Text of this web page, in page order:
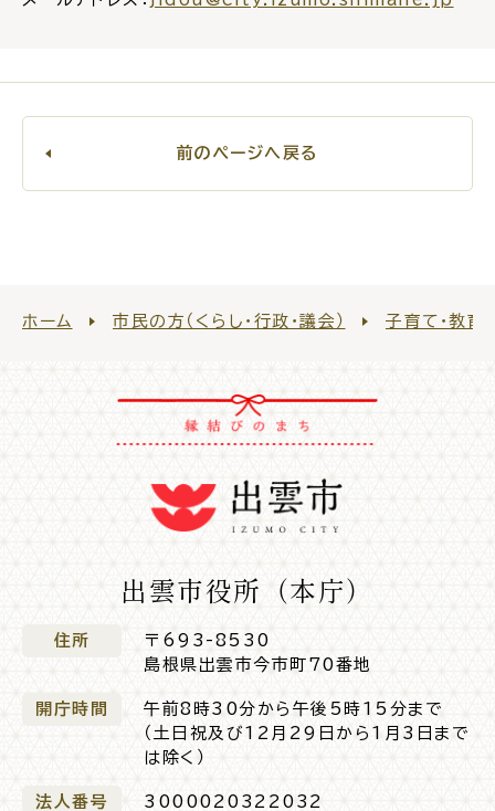
各種相談窓口 担当窓口
便利なサービス
プリ
ウンロード
前のページへ戻る
ホーム 市民の方（くらし・行政・議会） 子育て・教育
出雲市役所（本庁）
住所
〒693-8530
島根県出雲市今市町70番地
開庁時間
午前8時30分から午後5時15分まで
（土日祝及び12月29日から1月3日まで
は除く）
法人番号 3000020322032